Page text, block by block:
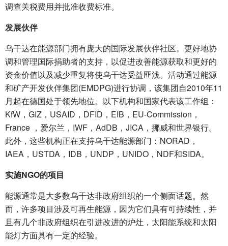
调查关税费用并批准收费标准。
发展伙伴
乌干达在能源部门拥有庞大的国际发展伙伴社区。更好地协
调和管理国际捐助者的支持，以促进改善能源获取和更好的
资金价值以及减少重复将使乌干达受益匪浅。活动通过能源
和矿产开发伙伴集团(EMDPG)进行协调，该集团自2010年11
月起在德国处于领先地位。以下机构和国家代表该工作组：
KfW，GIZ，USAID，DFID，EIB，EU-Commission，
France ，爱尔兰，IWF，AdDB，JICA，挪威和世界银行。
此外，这些机构正在支持乌干达能源部门：NORAD，
IAEA，USTDA，IDB，UNDP，UNIDO，NDF和SIDA。
实施NGO的项目
能源通常是大多数乌干达非政府组织的一个侧面话题。然
而，许多项目涉及可再生能源，因为它们具有可持续性，并
且有几个非政府组织在引进改进的炉灶，太阳能系统和太阳
能灯方面具有一定的经验。